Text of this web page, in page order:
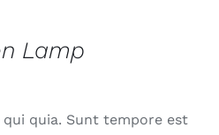
Lamp
qui quia. Sunt tempore est